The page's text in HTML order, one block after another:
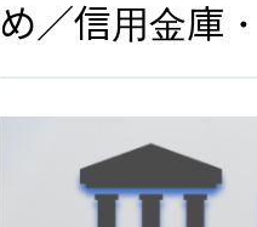
め／信用金庫